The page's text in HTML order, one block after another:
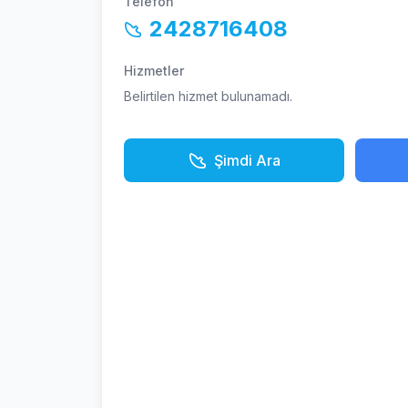
2428716408
Hizmetler
Belirtilen hizmet bulunamadı.
Şimdi Ara